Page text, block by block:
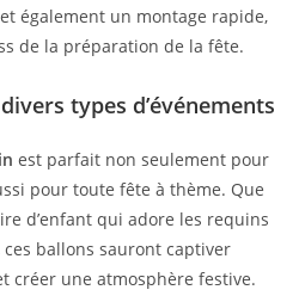
également un montage rapide,
de la préparation de la fête.
types d’événements
est parfait non seulement pour
pour toute fête à thème. Que
d’enfant qui adore les requins
ballons sauront captiver
créer une atmosphère festive.